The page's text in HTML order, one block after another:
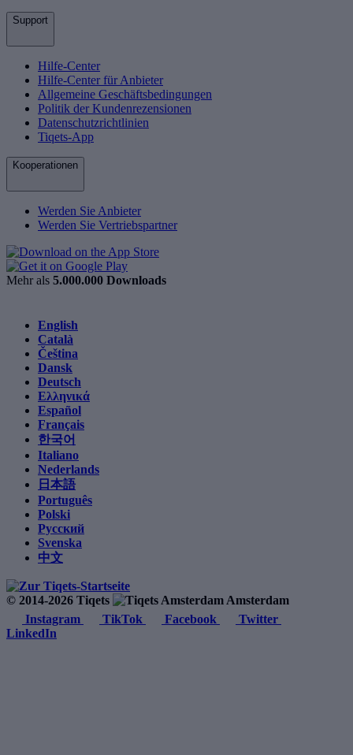
Support
Hilfe-Center
Hilfe-Center für Anbieter
Allgemeine Geschäftsbedingungen
Politik der Kundenrezensionen
Datenschutzrichtlinien
Tiqets-App
Kooperationen
Werden Sie Anbieter
Werden Sie Vertriebspartner
Mehr als 5.000.000 Downloads
English
Català
Čeština
Dansk
Deutsch
Ελληνικά
Español
Français
한국어
Italiano
Nederlands
日本語
Português
Polski
Русский
Svenska
中文
© 2014-2026 Tiqets
Amsterdam
Instagram
TikTok Facebook
Twitter
LinkedIn